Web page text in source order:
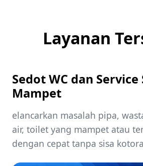
Layanan
Sedot WC dan
Mampet
elancarkan masalah pipa,
air, toilet yang mampet atau
dengan cepat tanpa sisa